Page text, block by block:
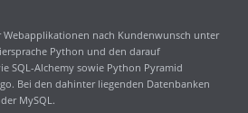
nach Kundenwunsch unter
Python und den darauf
SQL-Alchemy sowie Python Pyramid
Bei den dahinter liegenden Datenbanken
MySQL.